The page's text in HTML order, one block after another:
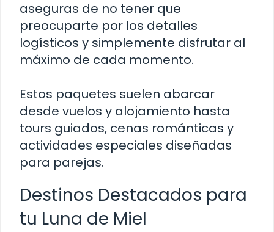
aseguras de no tener que
preocuparte por los detalles
logísticos y simplemente disfrutar al
máximo de cada momento.
Estos paquetes suelen abarcar
desde vuelos y alojamiento hasta
tours guiados, cenas románticas y
actividades especiales diseñadas
para parejas.
Destinos Destacados para
tu Luna de Miel